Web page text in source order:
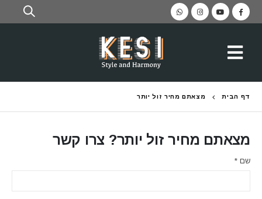
דף הבית מצאתם מחיר זול יותר
מצאתם מחיר זול יותר? צרו קשר
שם *